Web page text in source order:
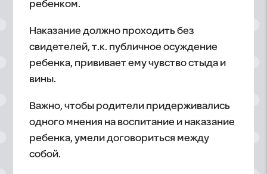
ребенком.
Наказание должно проходить без
свидетелей, т.к. публичное осуждение
ребенка, прививает ему чувство стыда и
вины.
Важно, чтобы родители придерживались
одного мнения на воспитание и наказание
ребенка, умели договориться между
собой.